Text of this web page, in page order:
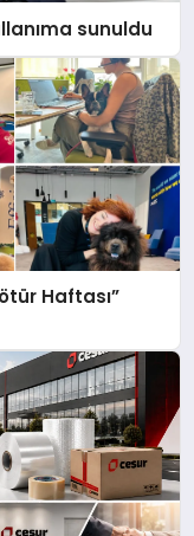
sunuldu
Haftası”